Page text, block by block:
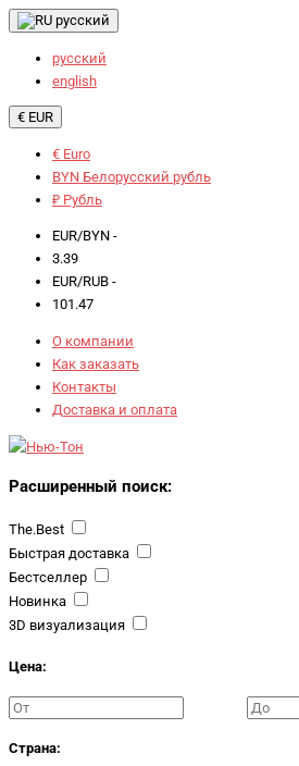
русский
русский
english
€ EUR
€ Euro
BYN Белорусский рубль
₽ Рубль
EUR/BYN -
3.39
EUR/RUB -
101.47
О компании
Как заказать
Контакты
Доставка и оплата
Расширенный поиск:
The.Best
Быстрая доставка
Бестселлер
Новинка
3D визуализация
Цена:
Страна: